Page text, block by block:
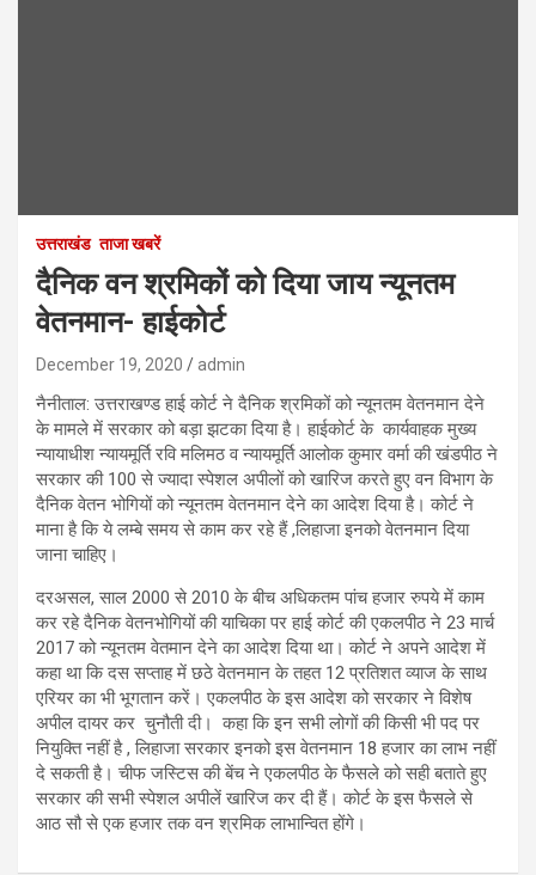
उत्तराखंड ताजा खबरें
दैनिक वन श्रमिकों को दिया जाय न्यूनतम
वेतनमान- हाईकोर्ट
December 19, 2020 admin
नैनीताल: उत्तराखण्ड हाई कोर्ट ने दैनिक श्रमिकों को न्यूनतम वेतनमान देने
के मामले में सरकार को बड़ा झटका दिया है। हाईकोर्ट के कार्यवाहक मुख्य
न्यायाधीश न्यायमूर्ति रवि मलिमठ व न्यायमूर्ति आलोक कुमार वर्मा की खंडपीठ ने
सरकार की 100 से ज्यादा स्पेशल अपीलों को खारिज करते हुए वन विभाग के
दैनिक वेतन भोगियों को न्यूनतम वेतनमान देने का आदेश दिया है। कोर्ट ने
माना है कि ये लम्बे समय से काम कर रहे हैं ,लिहाजा इनको वेतनमान दिया
जाना चाहिए।
दरअसल, साल 2000 से 2010 के बीच अधिकतम पांच हजार रुपये में काम
कर रहे दैनिक वेतनभोगियों की याचिका पर हाई कोर्ट की एकलपीठ ने 23 मार्च
2017 को न्यूनतम वेतमान देने का आदेश दिया था। कोर्ट ने अपने आदेश में
कहा था कि दस सप्ताह में छठे वेतनमान के तहत 12 प्रतिशत व्याज के साथ
एरियर का भी भूगतान करें। एकलपीठ के इस आदेश को सरकार ने विशेष
अपील दायर कर चुनौती दी। कहा कि इन सभी लोगों की किसी भी पद पर
नियुक्ति नहीं है , लिहाजा सरकार इनको इस वेतनमान 18 हजार का लाभ नहीं
दे सकती है। चीफ जस्टिस की बेंच ने एकलपीठ के फैसले को सही बताते हुए
सरकार की सभी स्पेशल अपीलें खारिज कर दी हैं। कोर्ट के इस फैसले से
आठ सौ से एक हजार तक वन श्रमिक लाभान्वित होंगे।